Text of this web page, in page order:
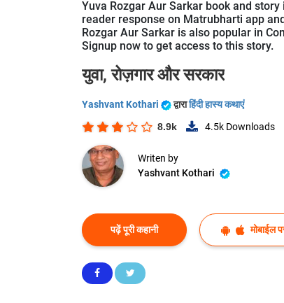
Yuva Rozgar Aur Sarkar book and
reader response on Matrubharti app
Rozgar Aur Sarkar is also popular in
Signup now to get access to this story.
युवा, रोज़गार और सरकार
Yashvant Kothari द्वाराहिंदी हास्य कथाएं
8.9k 4.5k Downloads
Writen by
Yashvant Kothari
पढ़ें पूरी कहानी मोबाईल